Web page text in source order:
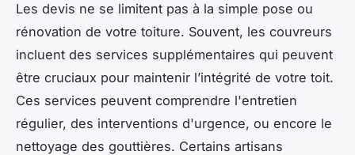
Les devis ne se limitent pas à la simple pose ou
rénovation de votre toiture. Souvent, les couvreurs
incluent des services supplémentaires qui peuvent
être cruciaux pour maintenir l’intégrité de votre toit.
Ces services peuvent comprendre l'entretien
régulier, des interventions d'urgence, ou encore le
nettoyage des gouttières. Certains artisans